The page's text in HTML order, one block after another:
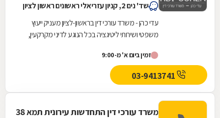
שד' נים 2, קניון עזריאלי ראשונים ראשון לציון
עדי כהן - משרד עורכי דין בראשון-לציון מעניק ייעוץ
משפטי ושירותי ליטיגציה בכל הנוגע לדיני מקרקעין,
זמין ביום א' מ-9:00
03-9413741
משרד עורכי דין התחדשות עירונית תמא 38